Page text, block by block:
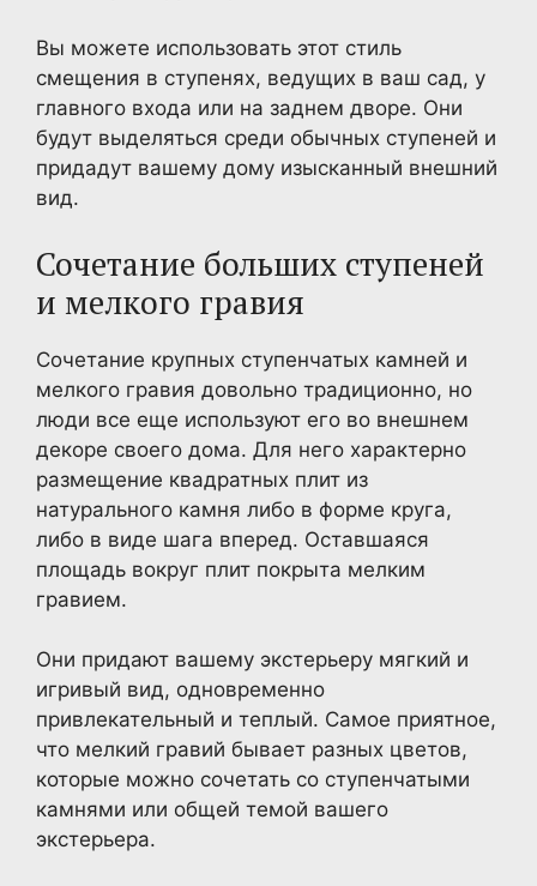
Вы можете использовать этот стиль
смещения в ступенях, ведущих в ваш сад, у
главного входа или на заднем дворе. Они
будут выделяться среди обычных ступеней и
придадут вашему дому изысканный внешний
вид.
Сочетание больших ступеней
и мелкого гравия
Сочетание крупных ступенчатых камней и
мелкого гравия довольно традиционно, но
люди все еще используют его во внешнем
декоре своего дома. Для него характерно
размещение квадратных плит из
натурального камня либо в форме круга,
либо в виде шага вперед. Оставшаяся
площадь вокруг плит покрыта мелким
гравием.
Они придают вашему экстерьеру мягкий и
игривый вид, одновременно
привлекательный и теплый. Самое приятное,
что мелкий гравий бывает разных цветов,
которые можно сочетать со ступенчатыми
камнями или общей темой вашего
экстерьера.